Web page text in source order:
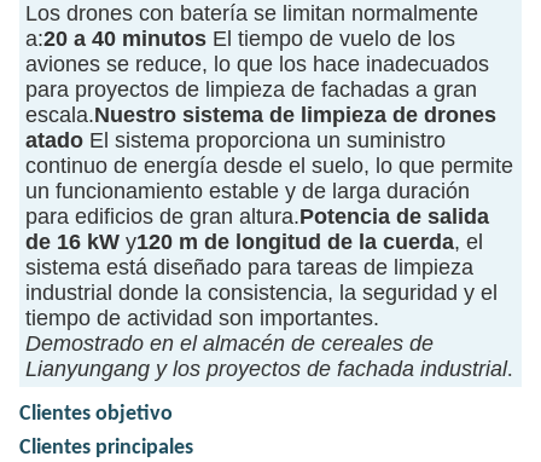
Los drones con batería se limitan normalmente
a:20 a 40 minutos El tiempo de vuelo de los
aviones se reduce, lo que los hace inadecuados
para proyectos de limpieza de fachadas a gran
escala.Nuestro sistema de limpieza de drones
atado El sistema proporciona un suministro
continuo de energía desde el suelo, lo que permite
un funcionamiento estable y de larga duración
para edificios de gran altura.Potencia de salida
de 16 kW y120 m de longitud de la cuerda, el
sistema está diseñado para tareas de limpieza
industrial donde la consistencia, la seguridad y el
tiempo de actividad son importantes.
Demostrado en el almacén de cereales de
Lianyungang y los proyectos de fachada industrial.
Clientes objetivo
Clientes principales